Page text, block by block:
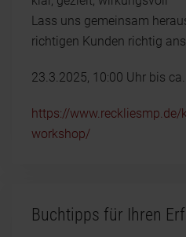
Lass uns gemeinsam
richtigen Kunden richtig
23.3.2025, 10:00 Uhr bis
https://www.reckliesmp.de/
workshop/
Buchtipps für Ihren